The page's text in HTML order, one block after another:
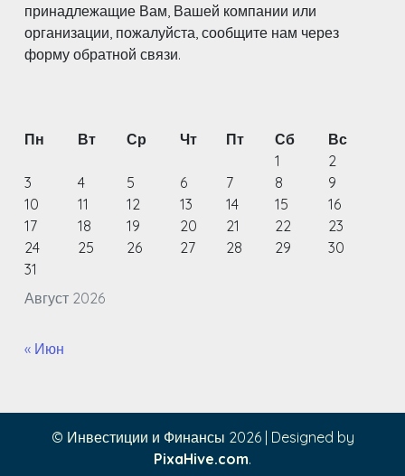
принадлежащие Вам, Вашей компании или
организации, пожалуйста, сообщите нам через
форму обратной связи.
Август 2026
Пн Вт Ср Чт Пт Сб
Вс
1
2
3
4 5 6 7 8
9
10
11 12 13 14 15
16
17
18 19 20 21 22
23
24
25 26 27 28 29
30
31
« Июн
© Инвестиции и Финансы 2026 | Designed by
PixaHive.com.